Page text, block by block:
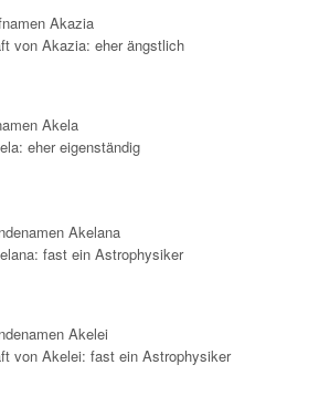
Akazia
von Akazia: eher ängstlich
Akela
eher eigenständig
Akelana
fast ein Astrophysiker
Akelei
von Akelei: fast ein Astrophysiker